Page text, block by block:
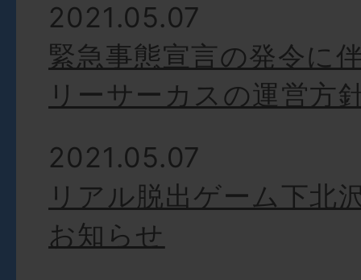
2021.05.07
緊急事態宣言の発令に
リーサーカスの運営方
2021.05.07
リアル脱出ゲーム下北
お知らせ